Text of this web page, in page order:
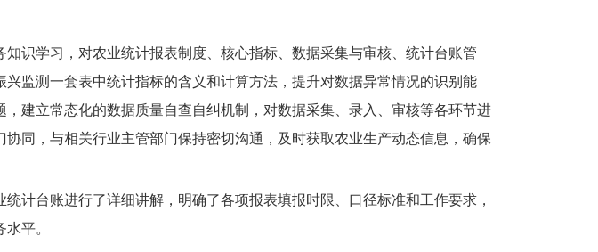
识学习，对农业统计报表制度、核心指标、数据采集与审核、统计台账管
监测一套表中统计指标的含义和计算方法，提升对数据异常情况的识别能
建立常态化的数据质量自查自纠机制，对数据采集、录入、审核等各环节进
同，与相关行业主管部门保持密切沟通，及时获取农业生产动态信息，确保
计台账进行了详细讲解，明确了各项报表填报时限、口径标准和工作要求，
平。